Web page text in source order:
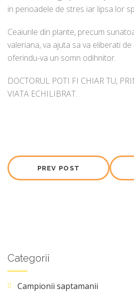
in perioadele de stres iar lipsa lor
Ceaiurile din plante, precum
valeriana, va ajuta sa va eliberati
oferindu-va un somn odihnitor.
DOCTORUL POTI FI CHIAR TU,
VIATA ECHILIBRAT.
PREV POST
Categorii
Campionii saptamanii